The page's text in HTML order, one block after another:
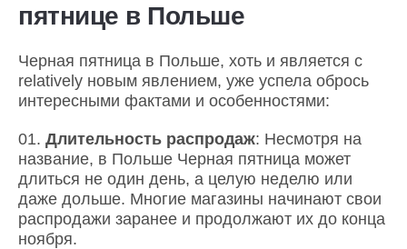
пятнице в Польше
Черная пятница в Польше, хоть и является с
relatively новым явлением, уже успела обрось
интересными фактами и особенностями:
Длительность распродаж: Несмотря на
название, в Польше Черная пятница может
длиться не один день, а целую неделю или
даже дольше. Многие магазины начинают свои
распродажи заранее и продолжают их до конца
ноября.